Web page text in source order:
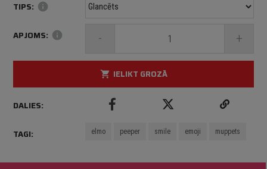
TIPS: info
APJOMS: info - +
shopping_cart IELIKT GROZĀ
DALIES:
TAGI: elmo peeper smile emoji muppets